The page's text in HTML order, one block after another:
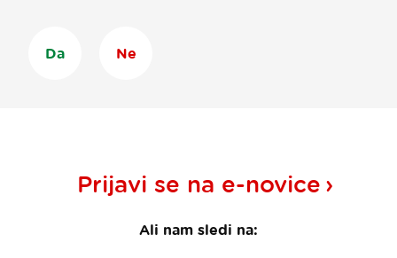
Da Ne
Prijavi se na e-novice
Ali nam sledi na: